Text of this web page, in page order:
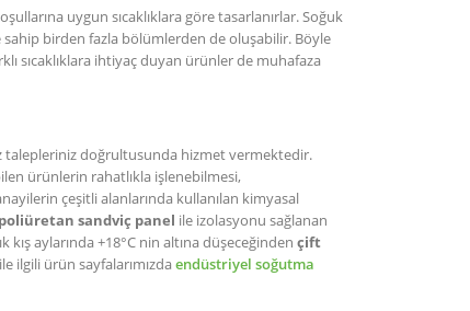
uygun sıcaklıklara göre tasarlanırlar. Soğuk
sahip birden fazla bölümlerden de oluşabilir. Böyle
sıcaklıklara ihtiyaç duyan ürünler de muhafaza
talepleriniz doğrultusunda hizmet vermektedir.
ürünlerin rahatlıkla işlenebilmesi,
çeşitli alanlarında kullanılan kimyasal
poliüretan sandviç panel ile izolasyonu sağlanan
kış aylarında +18°C nin altına düşeceğindençift
ilgili ürün sayfalarımızdaendüstriyel soğutma